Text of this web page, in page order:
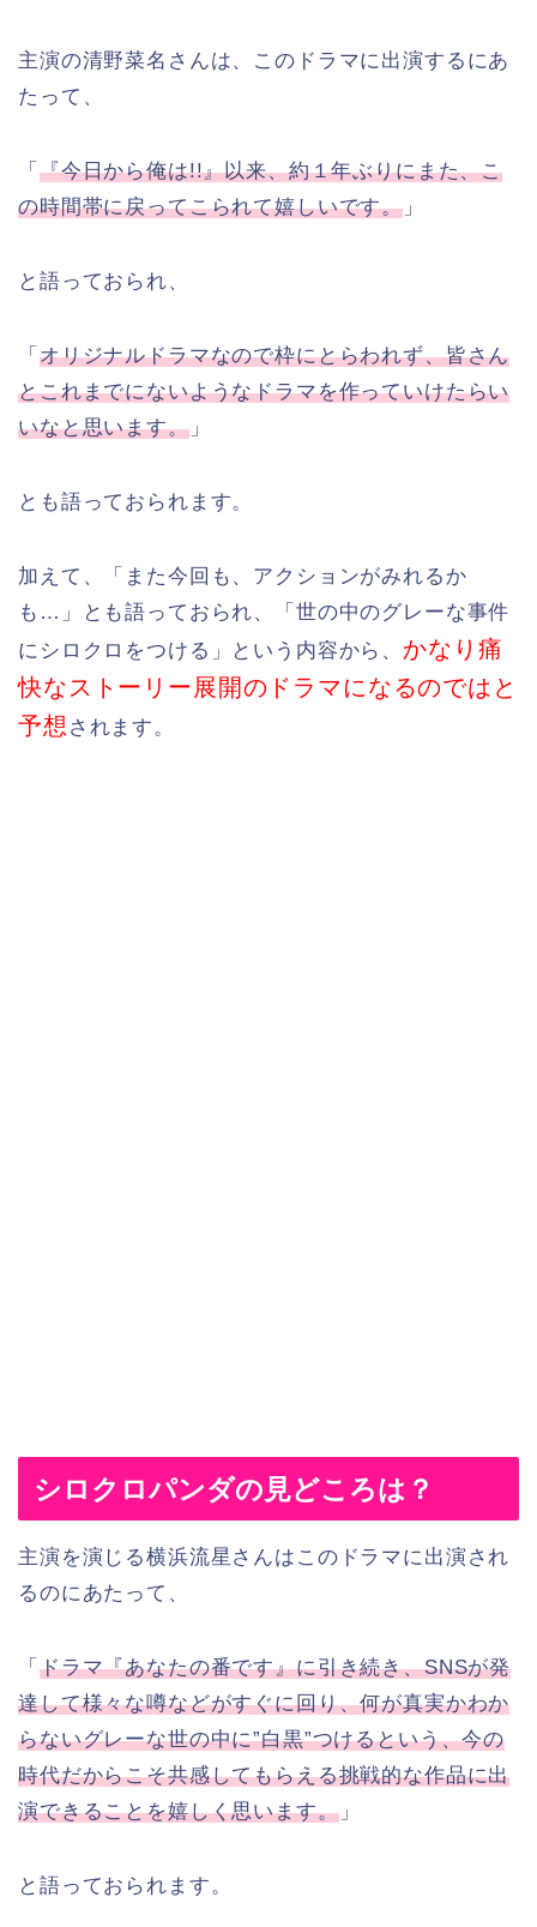
主演の清野菜名さんは、このドラマに出演するにあ
たって、
「 『今日から俺は!!』以来、約１年ぶりにまた、こ
の時間帯に戻ってこられて嬉しいです。 」
と語っておられ、
「 オリジナルドラマなので枠にとらわれず、皆さん
とこれまでにないようなドラマを作っていけたらい
いなと思います。」
とも語っておられます。
加えて、「また今回も、アクションがみれるか
も…」とも語っておられ、「世の中のグレーな事件
にシロクロをつける」という内容から、 かなり痛
快なストーリー展開のドラマになるのではと
予想 されます。
シロクロパンダの見どころは？
主演を演じる横浜流星さんはこのドラマに出演され
るのにあたって、
「 ドラマ『あなたの番です』に引き続き、SNSが発
達して様々な噂などがすぐに回り、何が真実かわか
らないグレーな世の中に”白黒”つけるという、今の
時代だからこそ共感してもらえる挑戦的な作品に出
演できることを嬉しく思います。」
と語っておられます。